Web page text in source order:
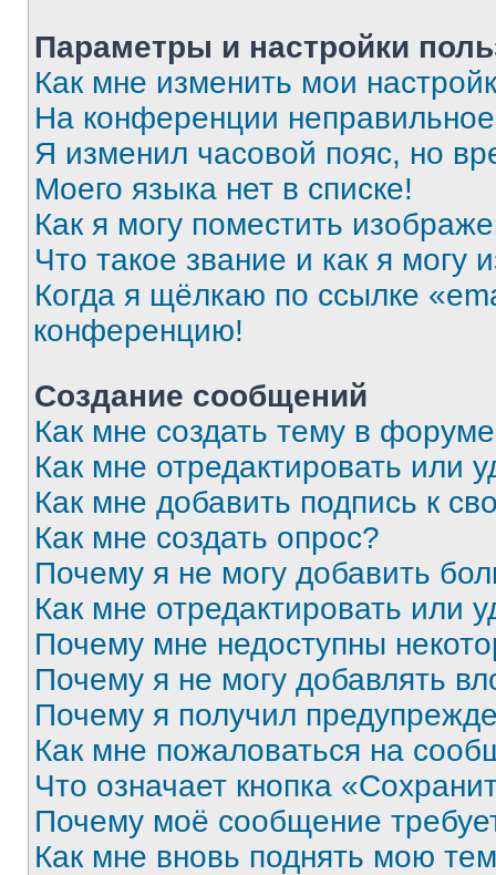
Параметры и настройки
Как мне изменить мои
На конференции
Я изменил часовой пояс, но
Моего языка нет в списке!
Как я могу поместить
Что такое звание и как я могу
Когда я щёлкаю по ссылке
конференцию!
Создание сообщений
Как мне создать тему в
Как мне отредактировать или
Как мне добавить подпись к
Как мне создать опрос?
Почему я не могу добавить
Как мне отредактировать или
Почему мне недоступны
Почему я не могу добавлять
Почему я получил
Как мне пожаловаться на
Что означает кнопка
Почему моё сообщение
Как мне вновь поднять мою